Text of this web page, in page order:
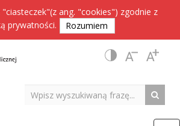
ang. "cookies") zgodnie z
prywatności. Rozumiem